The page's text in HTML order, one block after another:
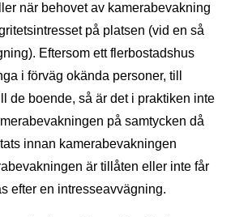
när behovet av kamerabevakning
på platsen (vid en så
Eftersom ett flerbostadshus
i förväg okända personer, till
de boende, så är det i praktiken inte
på samtycken då
innan kamerabevakningen
är tillåten eller inte får
efter en intresseavvägning.